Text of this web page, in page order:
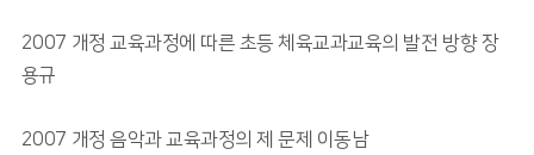
2007 개정 교육과정에 따른 초등 체육교과교육의 발전 방향 장
용규
2007 개정 음악과 교육과정의 제 문제 이동남